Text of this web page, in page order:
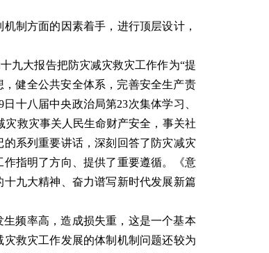
制方面的因素着手，进行顶层设计，
九大报告把防灾减灾救灾工作作为“提
健全公共安全体系，完善安全生产责
十八届中央政治局第23次集体学习、
灾救灾事关人民生命财产安全，事关社
系列重要讲话，深刻回答了防灾减灾
指明了方向、提供了重要遵循。《意
九大精神、奋力谱写新时代发展新篇
频率高，造成损失重，这是一个基本
救灾工作发展的体制机制问题还较为